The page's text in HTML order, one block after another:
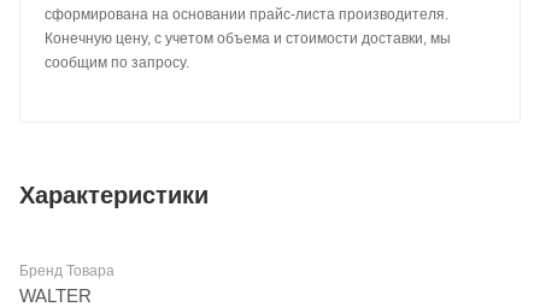
сформирована на основании прайс-листа производителя.
Конечную цену, с учетом объема и стоимости доставки, мы
сообщим по запросу.
Характеристики
Бренд Товара
WALTER